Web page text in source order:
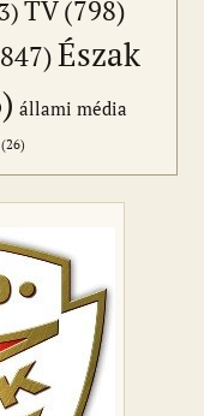
TV(798)
Észak
állami média
(26)